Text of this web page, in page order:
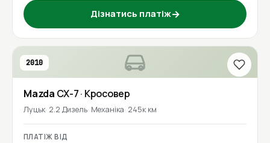
Дізнатись платіж→
2010
Mazda CX-7· Кросовер
Луцьк 2.2 Дизель Механіка 245к км
ПЛАТІЖ ВІД